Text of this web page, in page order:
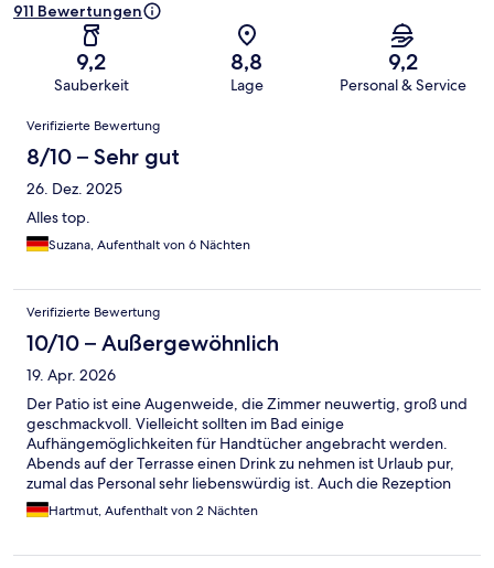
911 Bewertungen
9,2
Sauberkeit
8,8
Lage
9,2
Personal & Service
Bewertungen
Verifizierte Bewertung
8/10 – Sehr gut
26. Dez. 2025
Alles top.
Suzana, Aufenthalt von 6 Nächten
Verifizierte Bewertung
10/10 – Außergewöhnlich
19. Apr. 2026
Der Patio ist eine Augenweide, die Zimmer neuwertig, groß und
geschmackvoll. Vielleicht sollten im Bad einige
Aufhängemöglichkeiten für Handtücher angebracht werden.
Abends auf der Terrasse einen Drink zu nehmen ist Urlaub pur,
zumal das Personal sehr liebenswürdig ist. Auch die Rezeption
ist allerfreundlichst besetzt: Ein Rezeptionist fuhr unser Auto aus
der engen Garage.Ein wundervoller Aufenthalt in ein
Hartmut, Aufenthalt von 2 Nächten